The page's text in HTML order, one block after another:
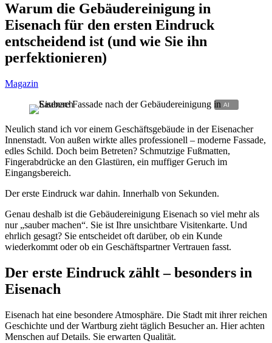
Warum die Gebäudereinigung in
Eisenach für den ersten Eindruck
entscheidend ist (und wie Sie ihn
perfektionieren)
Magazin
Neulich stand ich vor einem Geschäftsgebäude in der Eisenacher
Innenstadt. Von außen wirkte alles professionell – moderne Fassade,
edles Schild. Doch beim Betreten? Schmutzige Fußmatten,
Fingerabdrücke an den Glastüren, ein muffiger Geruch im
Eingangsbereich.
Der erste Eindruck war dahin. Innerhalb von Sekunden.
Genau deshalb ist die Gebäudereinigung Eisenach so viel mehr als
nur „sauber machen“. Sie ist Ihre unsichtbare Visitenkarte. Und
ehrlich gesagt? Sie entscheidet oft darüber, ob ein Kunde
wiederkommt oder ob ein Geschäftspartner Vertrauen fasst.
Der erste Eindruck zählt – besonders in
Eisenach
Eisenach hat eine besondere Atmosphäre. Die Stadt mit ihrer reichen
Geschichte und der Wartburg zieht täglich Besucher an. Hier achten
Menschen auf Details. Sie erwarten Qualität.